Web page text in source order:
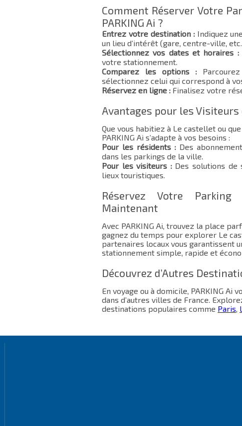
Comment Réserver Votre
PARKING Ai ?
Entrez votre destination :Indiquez
un lieu d’intérêt (gare, centre-ville,
Sélectionnez vos dates et horaires :
votre stationnement.
Comparez les options :
sélectionnez celui qui correspond à
Réservez en ligne : Finalisez votre
Avantages pour les
Que vous habitiez à Le castellet ou
PARKING Ai s’adapte à vos besoins :
Pour les résidents : Des
dans les parkings de la ville.
Pour les visiteurs :Des solutions de
lieux touristiques.
Réservez Votre
Maintenant
Avec PARKING Ai, trouvez la place
gagnez du temps pour explorer Le
partenaires locaux vous garantissent
stationnement simple, rapide et
Découvrez d’Autres
En voyage ou à domicile, PARKING Ai
dans d’autres villes de France.
destinations populaires comme Paris,